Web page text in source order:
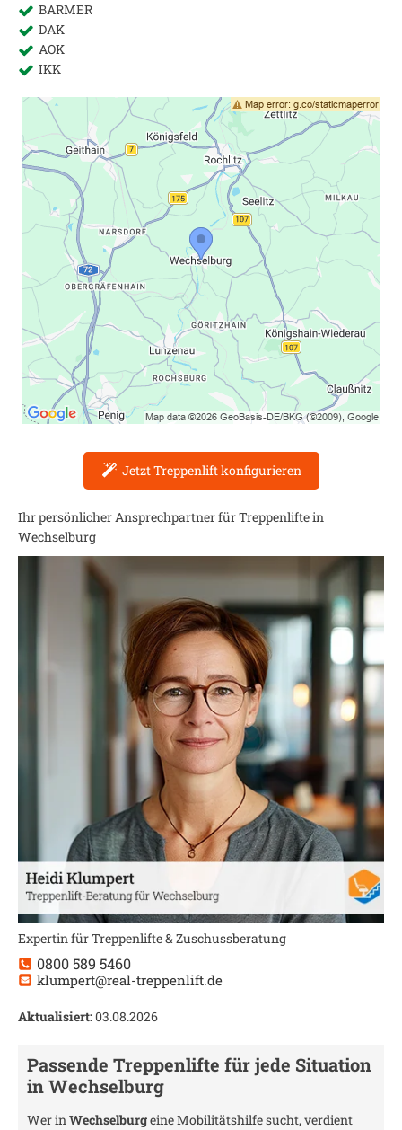
BARMER
DAK
AOK
IKK
Jetzt Treppenlift konfigurieren
Ihr persönlicher Ansprechpartner für Treppenlifte in
Wechselburg
Expertin für Treppenlifte & Zuschussberatung
0800 589 5460
klumpert@real-treppenlift.de
Aktualisiert:03.08.2026
Passende Treppenlifte für jede Situation
inWechselburg
Wer inWechselburgeine Mobilitätshilfe sucht, verdient